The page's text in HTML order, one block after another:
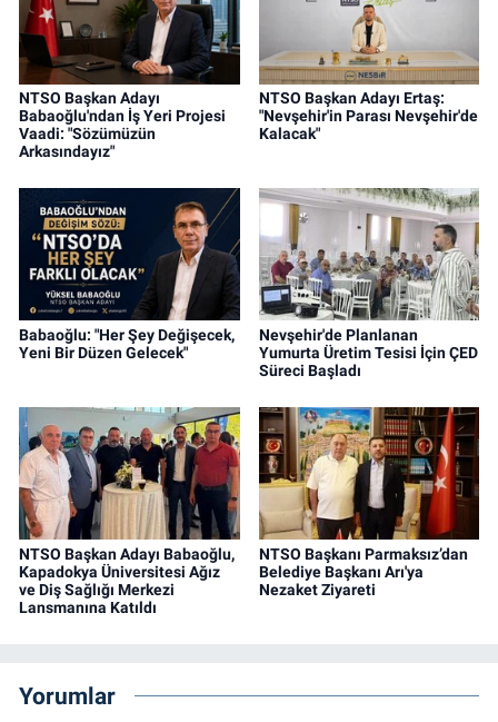
NTSO Başkan Adayı
Babaoğlu'ndan İş Yeri Projesi
Vaadi: "Sözümüzün
Arkasındayız"
NTSO Başkan Adayı Ertaş:
"Nevşehir'in Parası Nevşehir'de
Kalacak"
Babaoğlu: "Her Şey Değişecek,
Yeni Bir Düzen Gelecek"
Nevşehir'de Planlanan
Yumurta Üretim Tesisi İçin ÇED
Süreci Başladı
NTSO Başkan Adayı Babaoğlu,
Kapadokya Üniversitesi Ağız
ve Diş Sağlığı Merkezi
Lansmanına Katıldı
NTSO Başkanı Parmaksız’dan
Belediye Başkanı Arı'ya
Nezaket Ziyareti
Yorumlar